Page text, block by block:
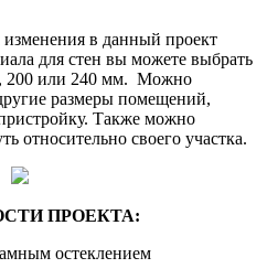
в данный проект
для стен вы можете выбрать
200 или 240 мм. Можно
размеры помещений,
Также можно
относительно своего участка.
ПРОЕКТА:
остеклением